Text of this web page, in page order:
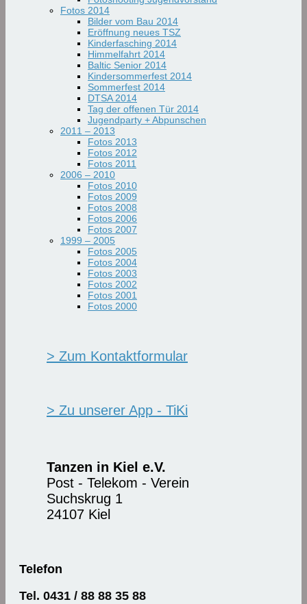
Fotos 2014
Bilder vom Bau 2014
Eröffnung neues TSZ
Kinderfasching 2014
Himmelfahrt 2014
Baltic Senior 2014
Kindersommerfest 2014
Sommerfest 2014
DTSA 2014
Tag der offenen Tür 2014
Jugendparty + Abpunschen
2011 – 2013
Fotos 2013
Fotos 2012
Fotos 2011
2006 – 2010
Fotos 2010
Fotos 2009
Fotos 2008
Fotos 2006
Fotos 2007
1999 – 2005
Fotos 2005
Fotos 2004
Fotos 2003
Fotos 2002
Fotos 2001
Fotos 2000
> Zum Kontaktformular
> Zu unserer App - TiKi
Tanzen in Kiel e.V.
Post - Telekom - Verein
Suchskrug 1
24107 Kiel
Telefon
Tel. 0431 / 88 88 35 88